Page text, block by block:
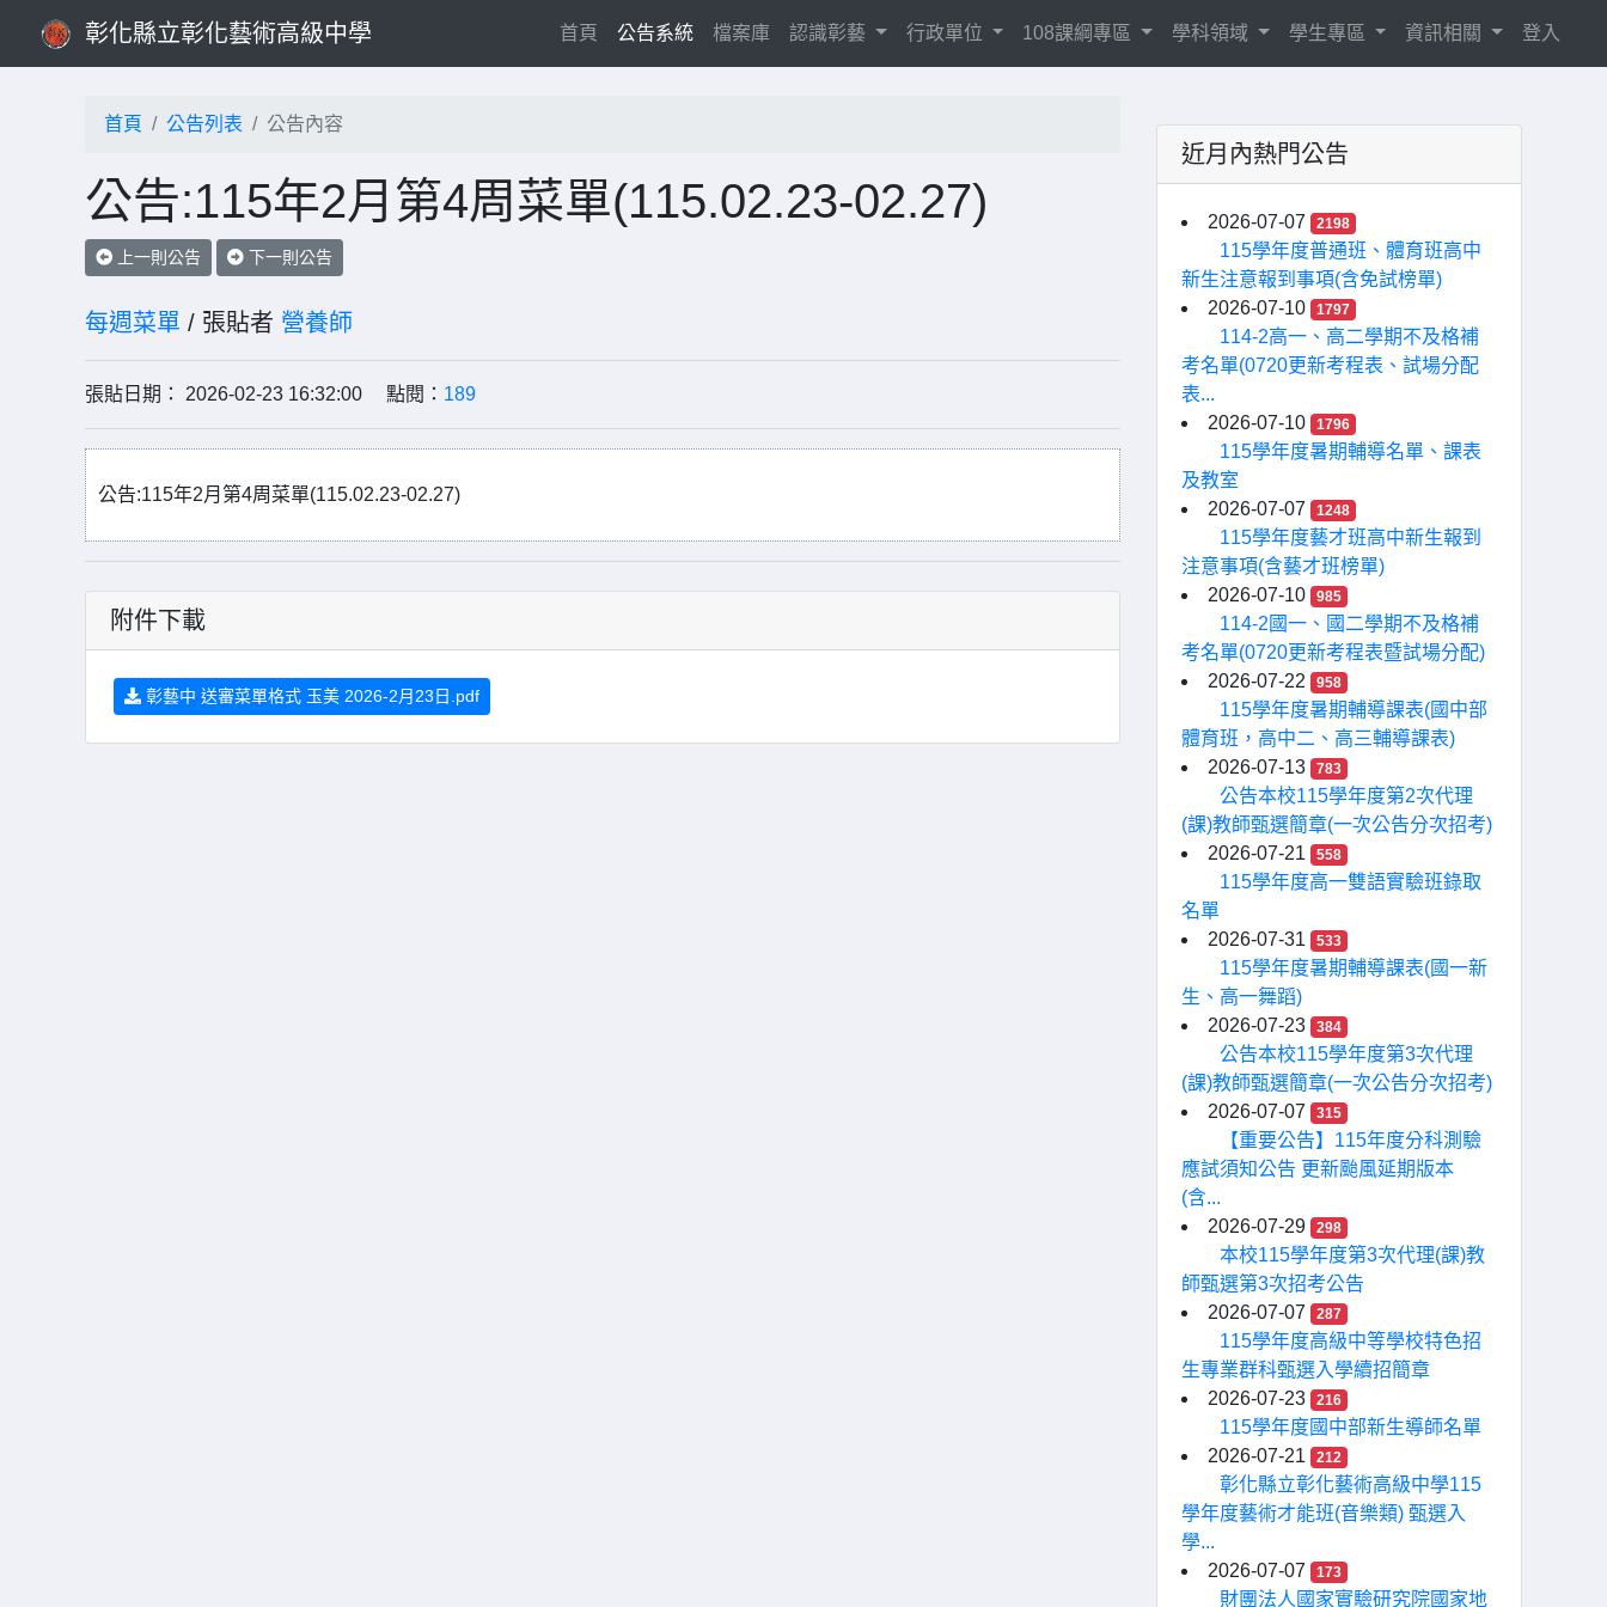
彰化縣立彰化藝術高級中學 首頁(current)
公告系統 檔案庫 認識彰藝 行政單位 108課綱專區 學科領域 學生專區 資訊相關 登入
首頁 公告列表 公告內容
公告:115年2月第4周菜單(115.02.23-02.27)
上一則公告 下一則公告
每週菜單 / 張貼者 營養師
張貼日期： 2026-02-23 16:32:00 點閱： 189
公告:115年2月第4周菜單(115.02.23-02.27)
附件下載
彰藝中 送審菜單格式 玉美 2026-2月23日.pdf
近月內熱門公告
2026-07-07 2198
115學年度普通班、體育班高中
新生注意報到事項(含免試榜單)
2026-07-10
1797
114-2高一、高二學期不及格補
考名單(0720更新考程表、試場分配
表...
2026-07-10
1796
115學年度暑期輔導名單、課表
及教室
2026-07-07
1248
115學年度藝才班高中新生報到
注意事項(含藝才班榜單)
2026-07-10
985
114-2國一、國二學期不及格補
考名單(0720更新考程表暨試場分配)
2026-07-22
958
115學年度暑期輔導課表(國中部
體育班，高中二、高三輔導課表)
2026-07-13
783
公告本校115學年度第2次代理
(課)教師甄選簡章(一次公告分次招考)
2026-07-21
558
115學年度高一雙語實驗班錄取
名單
2026-07-31
533
115學年度暑期輔導課表(國一新
生、高一舞蹈)
2026-07-23
384
公告本校115學年度第3次代理
(課)教師甄選簡章(一次公告分次招考)
2026-07-07
315
【重要公告】115年度分科測驗
應試須知公告 更新颱風延期版本
(含...
2026-07-29
298
本校115學年度第3次代理(課)教
師甄選第3次招考公告
2026-07-07
287
115學年度高級中等學校特色招
生專業群科甄選入學續招簡章
2026-07-23
216
115學年度國中部新生導師名單
2026-07-21
212
彰化縣立彰化藝術高級中學115
學年度藝術才能班(音樂類) 甄選入
學...
2026-07-07
173
財團法人國家實驗研究院國家地